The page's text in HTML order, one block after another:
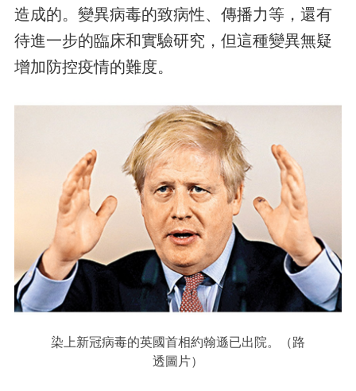
造成的。變異病毒的致病性、傳播力等，還有
待進一步的臨床和實驗研究，但這種變異無疑
增加防控疫情的難度。
染上新冠病毒的英國首相約翰遜已出院。（路
透圖片）